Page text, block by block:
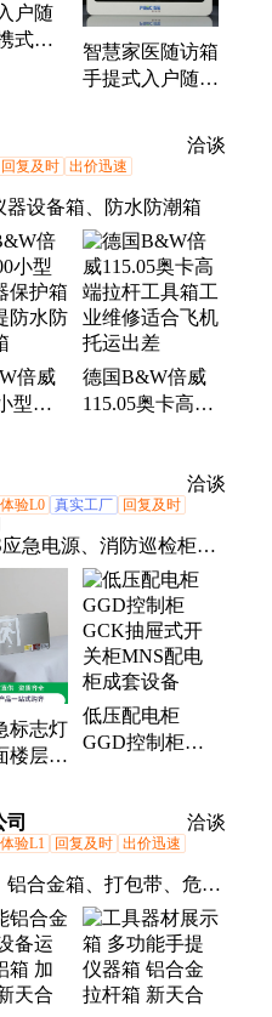
户随
式体
智慧家医随访箱
手提式入户随访
定制 PRS-A5专
业款
洽谈
回复及时 出价迅速
设备箱、防水防潮箱
倍威
型精
德国B&W倍威
115.05奥卡高端
洽谈
验L0 真实工厂
回复及时
急电源、消防巡检柜、
断电源、集中电源、列
、电源屏、IT隔离电源
标志灯
楼层标
指示灯
低压配电柜
GGD控制柜
洽谈
验L1 回复及时 出价迅速
铝合金箱、打包带、危险
箱、围板箱、胶合板托
钢托盘、塑料托盘、铁
装箱、航空箱、金属货
纸护角、真空包装箱、